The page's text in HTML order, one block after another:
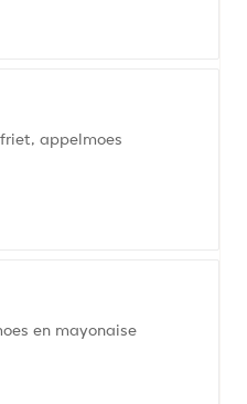
appelmoes
en mayonaise